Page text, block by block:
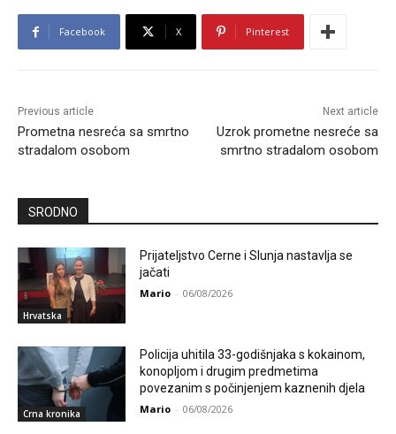
Facebook X Pinterest
Previous article
Prometna nesreća sa smrtno
stradalom osobom
Next article
Uzrok prometne nesreće sa
smrtno stradalom osobom
SRODNO
Hrvatska
Prijateljstvo Cerne i Slunja nastavlja se
jačati
Mario - 06/08/2026
Crna kronika
Policija uhitila 33-godišnjaka s kokainom,
konopljom i drugim predmetima
povezanim s počinjenjem kaznenih djela
Mario - 06/08/2026